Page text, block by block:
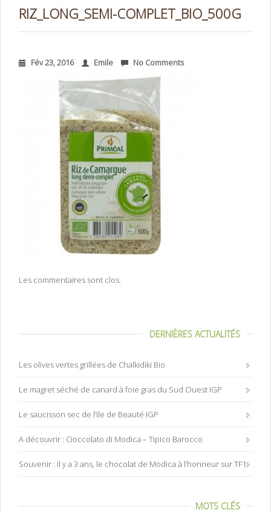
RIZ_LONG_SEMI-COMPLET_BIO_500G
Fév 23, 2016 Emile No Comments
Les commentaires sont clos.
DERNIÈRES ACTUALITÉS
Les olives vertes grillées de Chalkidiki Bio
Le magret séché de canard à foie gras du Sud Ouest IGP
Le saucisson sec de l’Ile de Beauté IGP
A découvrir : Cioccolato di Modica – Tipico Barocco
Souvenir : il y a 3 ans, le chocolat de Modica à l’honneur sur TF1
MOTS CLÉS